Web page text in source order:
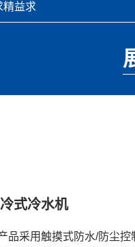
精益求
式冷水机
品采用触摸式防水/防尘